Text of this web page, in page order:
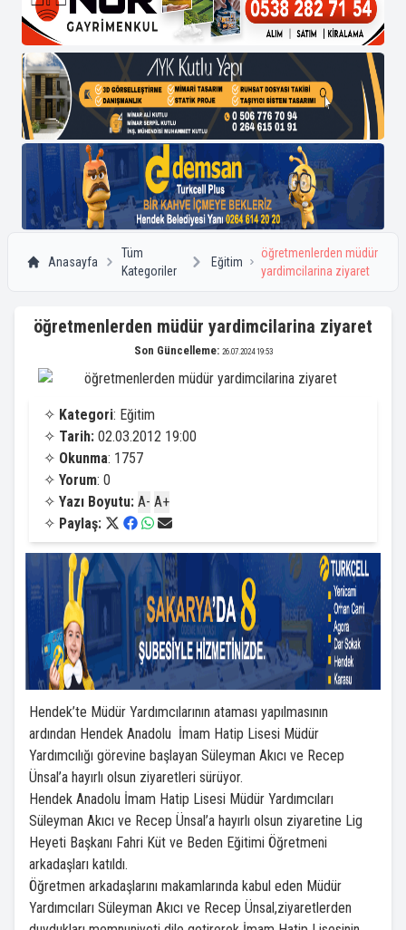
Anasayfa
Tüm
Kategoriler
Eğitim
öğretmenlerden müdür
yardimcilarina ziyaret
öğretmenlerden müdür yardimcilarina ziyaret
Son Güncelleme: 26.07.2024 19:53
✧ Kategori: Eğitim
✧ Tarih: 02.03.2012 19:00
✧ Okunma: 1757
✧ Yorum: 0
✧ Yazı Boyutu: A- A+
✧ Paylaş:
Hendek’te Müdür Yardımcılarının ataması yapılmasının
ardından Hendek Anadolu İmam Hatip Lisesi Müdür
Yardımcılığı görevine başlayan Süleyman Akıcı ve Recep
Ünsal’a hayırlı olsun ziyaretleri sürüyor.
Hendek Anadolu İmam Hatip Lisesi Müdür Yardımcıları
Süleyman Akıcı ve Recep Ünsal’a hayırlı olsun ziyaretine Lig
Heyeti Başkanı Fahri Küt ve Beden Eğitimi Öğretmeni
arkadaşları katıldı.
Öğretmen arkadaşlarını makamlarında kabul eden Müdür
Yardımcıları Süleyman Akıcı ve Recep Ünsal,ziyaretlerden